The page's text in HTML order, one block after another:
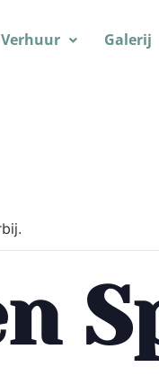
Verhuur Galerij